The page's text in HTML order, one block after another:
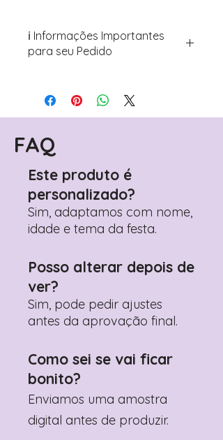
ℹ️ Informações Importantes
para seu Pedido
Avance para a página de checkout
(próximo passo após o carrinho)
Encontre o campo de "Notas do
Pedido"
Adicione ali todos os detalhes de
Prefere fazer seu pedido pelo
WhatsApp? Clique aqui para nos
contactar: +351 960 119 353
FAQ
Este produto é
personalizado?
Sim, adaptamos com nome,
idade e tema da festa.
Posso alterar depois de
ver?
Sim, pode pedir ajustes
antes da aprovação final.
Como sei se vai ficar
bonito?
Enviamos uma amostra
digital antes de produzir.